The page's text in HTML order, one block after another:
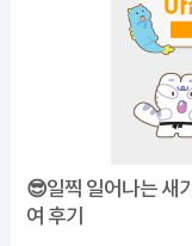
😎일찍 일어나는 새
여 후기